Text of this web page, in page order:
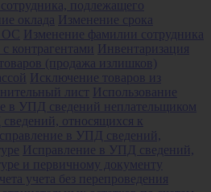
подлежащего
оклада Изменение срока
Изменение фамилии сотрудника
контрагентами Инвентаризация
(продажа излишков)
Исключение товаров из
лист Использование
в УПД сведений неплательщиком
относящихся к
в УПД сведений,
Исправление в УПД сведений,
и первичному документу
учета без перепроведения